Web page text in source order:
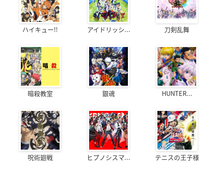
ハイキュー!! アイドリッシ... 刀剣乱舞
暗殺教室 銀魂 HUNTER...
呪術廻戦 ヒプノシスマ... テニスの王子様